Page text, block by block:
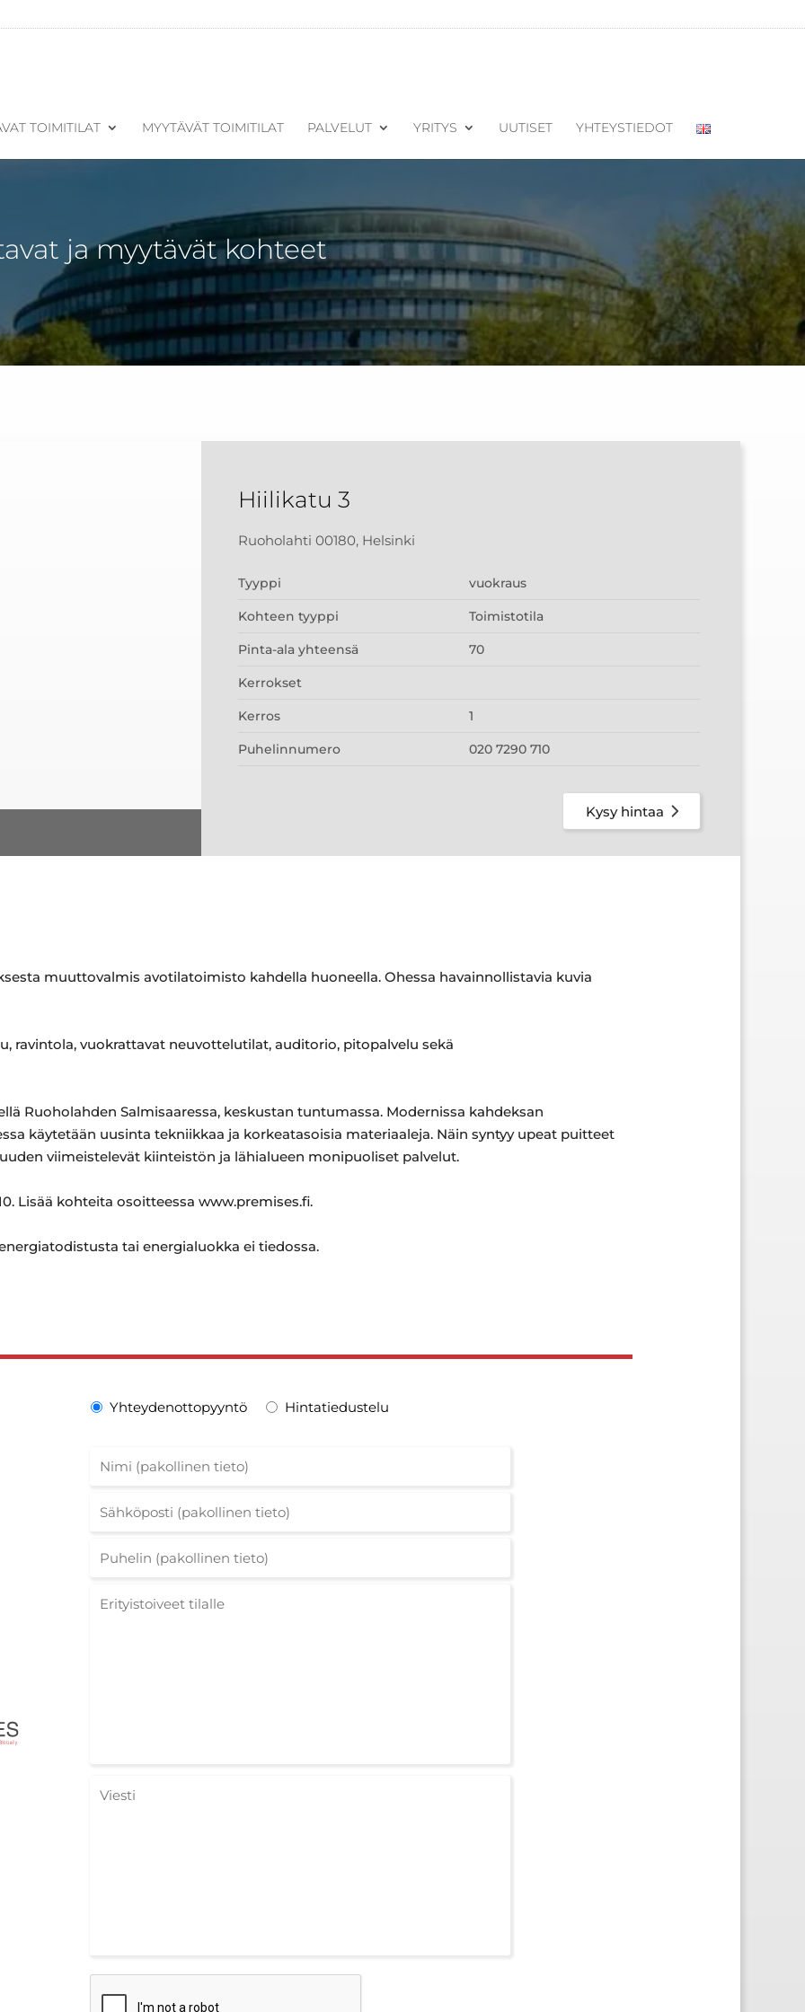
TOIMITILAT MYYTÄVÄT TOIMITILAT PALVELUT YRITYS UUTISET YHTEYSTIEDOT
ja myytävät kohteet
Hiilikatu 3
Ruoholahti 00180, Helsinki
Tyyppi vuokraus
Kohteen tyyppi Toimistotila
Pinta-ala yhteensä 70
Kerrokset
Kerros 1
Puhelinnumero 020 7290 710
Kysy hintaa
muuttovalmis avotilatoimisto kahdella huoneella. Ohessa havainnollistavia kuvia
ravintola, vuokrattavat neuvottelutilat, auditorio, pitopalvelu sekä
Ruoholahden Salmisaaressa, keskustan tuntumassa. Modernissa kahdeksan
käytetään uusinta tekniikkaa ja korkeatasoisia materiaaleja. Näin syntyy upeat puitteet
viimeistelevät kiinteistön ja lähialueen monipuoliset palvelut.
Lisää kohteita osoitteessa www.premises.fi.
tai energialuokka ei tiedossa.
Yhteydenottopyyntö Hintatiedustelu